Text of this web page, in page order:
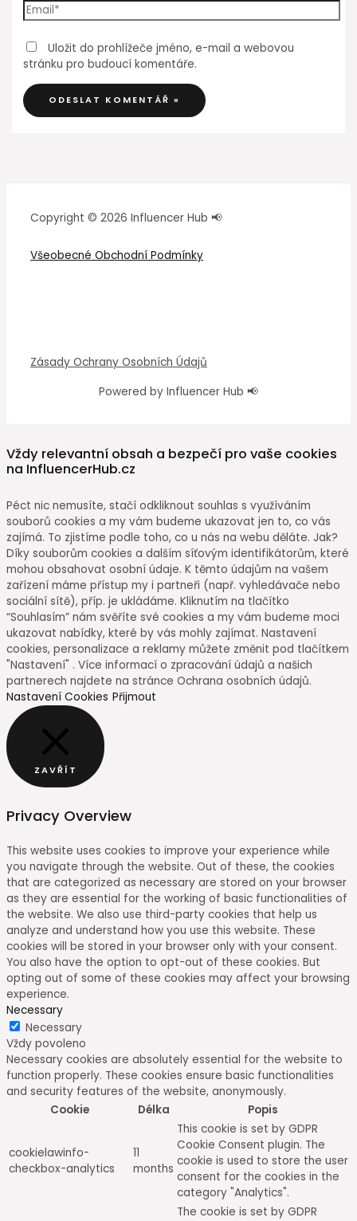
Uložit do prohlížeče jméno, e-mail a webovou
stránku pro budoucí komentáře.
Copyright © 2026 Influencer Hub 📢
Všeobecné Obchodní Podmínky
Zásady Ochrany Osobních Údajů
Powered by Influencer Hub 📢
Vždy relevantní obsah a bezpečí pro vaše cookies
na InfluencerHub.cz
Péct nic nemusíte, stačí odkliknout souhlas s využíváním
souborů cookies a my vám budeme ukazovat jen to, co vás
zajímá. To zjistíme podle toho, co u nás na webu děláte. Jak?
Díky souborům cookies a dalším síťovým identifikátorům, které
mohou obsahovat osobní údaje. K těmto údajům na vašem
zařízení máme přístup my i partneři (např. vyhledávače nebo
sociální sítě), příp. je ukládáme. Kliknutím na tlačítko
“Souhlasím” nám svěříte své cookies a my vám budeme moci
ukazovat nabídky, které by vás mohly zajímat. Nastavení
cookies, personalizace a reklamy můžete změnit pod tlačítkem
"Nastavení" . Více informací o zpracování údajů a našich
partnerech najdete na stránce Ochrana osobních údajů.
Nastavení Cookies Přijmout
ZAVŘÍT
Privacy Overview
This website uses cookies to improve your experience while
you navigate through the website. Out of these, the cookies
that are categorized as necessary are stored on your browser
as they are essential for the working of basic functionalities of
the website. We also use third-party cookies that help us
analyze and understand how you use this website. These
cookies will be stored in your browser only with your consent.
You also have the option to opt-out of these cookies. But
opting out of some of these cookies may affect your browsing
experience.
Necessary
Necessary
Vždy povoleno
Necessary cookies are absolutely essential for the website to
function properly. These cookies ensure basic functionalities
and security features of the website, anonymously.
Cookie
Délka Popis
cookielawinfo-
checkbox-analytics
11
months
This cookie is set by GDPR
Cookie Consent plugin. The
cookie is used to store the user
consent for the cookies in the
category "Analytics".
The cookie is set by GDPR